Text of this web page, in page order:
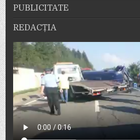
PUBLICITATE
REDACȚIA